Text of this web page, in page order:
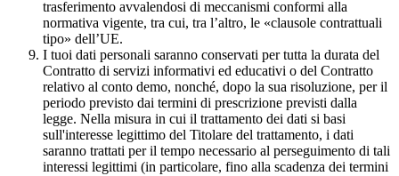
trasferimento avvalendosi di meccanismi conformi alla
normativa vigente, tra cui, tra l’altro, le «clausole contrattuali
tipo» dell’UE.
I tuoi dati personali saranno conservati per tutta la durata del
Contratto di servizi informativi ed educativi o del Contratto
relativo al conto demo, nonché, dopo la sua risoluzione, per il
periodo previsto dai termini di prescrizione previsti dalla
legge. Nella misura in cui il trattamento dei dati si basi
sull'interesse legittimo del Titolare del trattamento, i dati
saranno trattati per il tempo necessario al perseguimento di tali
interessi legittimi (in particolare, fino alla scadenza dei termini